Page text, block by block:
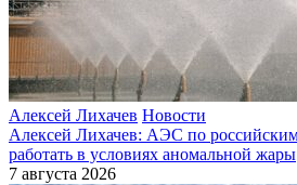
Алексей Лихачев Новости
Алексей Лихачев: АЭС по
работать в условиях аномальной жары
7 августа 2026